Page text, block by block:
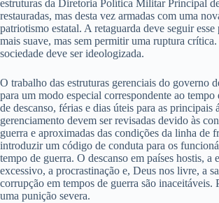
estruturas da Diretoria Política Militar Principal
restauradas, mas desta vez armadas com uma
patriotismo estatal. A retaguarda deve seguir esse
mais suave, mas sem permitir uma ruptura
sociedade deve ser ideologizada.
O trabalho das estruturas gerenciais do governo
para um modo especial correspondente ao
de descanso, férias e dias úteis para as principais
gerenciamento devem ser revisadas devido às
guerra e aproximadas das condições da linha de
introduzir um código de conduta para os
tempo de guerra. O descanso em países hostis, a
excessivo, a procrastinação e, Deus nos livre, a
corrupção em tempos de guerra são inaceitáveis.
uma punição severa.